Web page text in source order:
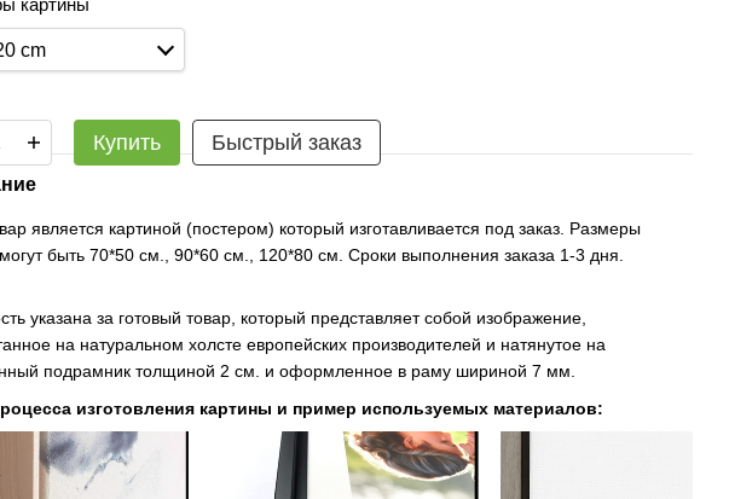
картины
cm
Купить Быстрый заказ
является картиной (постером) который изготавливается под заказ. Размеры
быть 70*50 см., 90*60 см., 120*80 см. Сроки выполнения заказа 1-3 дня.
указана за готовый товар, который представляет собой изображение,
на натуральном холсте европейских производителей и натянутое на
подрамник толщиной 2 см. и оформленное в раму шириной 7 мм.
изготовления картины и пример используемых материалов: